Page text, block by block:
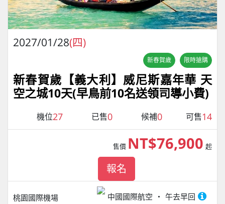
2027/01/28(四)
新春賀歲 限時搶購
新春賀歲【義大利】威尼斯嘉年華 天
空之城10天(早鳥前10名送領司導小費)
機位27 已售0 候補0 可售14
桃園國際機場 中國國際航空 午去早回
售價 NT$76,900 起
報名